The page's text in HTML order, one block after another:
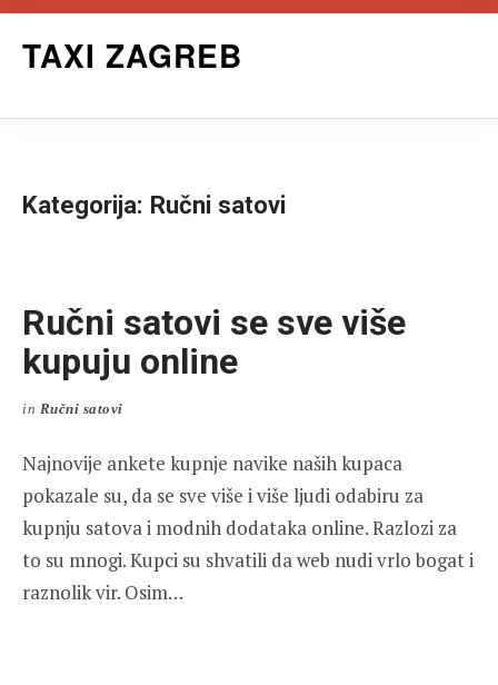
TAXI ZAGREB
Kategorija: Ručni satovi
Ručni satovi se sve više
kupuju online
in Ručni satovi
Najnovije ankete kupnje navike naših kupaca
pokazale su, da se sve više i više ljudi odabiru za
kupnju satova i modnih dodataka online. Razlozi za
to su mnogi. Kupci su shvatili da web nudi vrlo bogat i
raznolik vir. Osim…